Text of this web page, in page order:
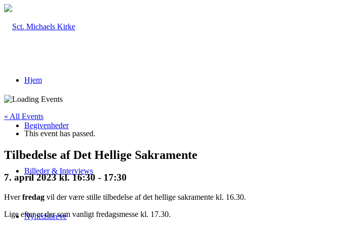
Hjem
Begivenheder
Billeder & Interviews
Nyhedsbreve
« All Events
This event has passed.
Tilbedelse af Det Hellige Sakramente
7. april 2023 kl. 16:30 - 17:30
Hverfredag vil der være stille tilbedelse af det hellige sakramente kl. 16.30.
Lige efter er der som vanligt fredagsmesse kl. 17.30.